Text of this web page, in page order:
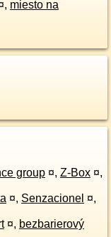
, miesto na
group ¤, Z-Box ¤,
¤, Senzacionel ¤,
¤, bezbarierový